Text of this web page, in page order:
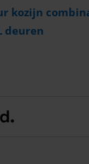
kozijn
deuren